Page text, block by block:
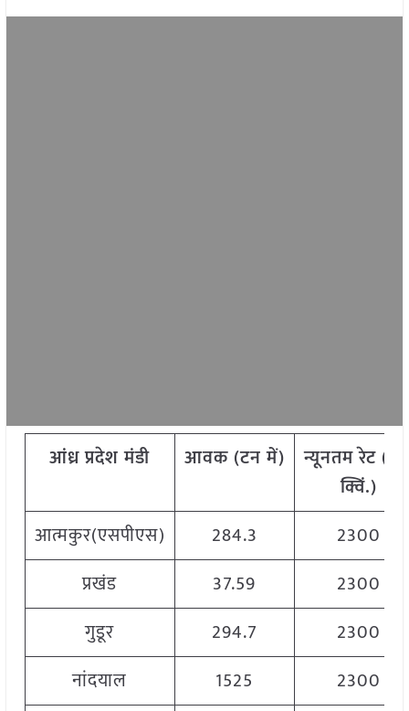
आंध्रप्रदेश मंडी आवक (टनमें) न्यूनतमरेट (
क्विं.)
आत्मकुर(एसपीएस)
284.3
2300
प्रखंड
37.59
2300
गुडूर
294.7
2300
नांदयाल
1525
2300